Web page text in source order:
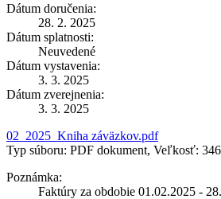
Dátum doručenia:
28. 2. 2025
Dátum splatnosti:
Neuvedené
Dátum vystavenia:
3. 3. 2025
Dátum zverejnenia:
3. 3. 2025
02_2025_Kniha záväzkov.pdf
Typ súboru: PDF dokument, Veľkosť:
Poznámka:
Faktúry za obdobie 01.02.2025 -